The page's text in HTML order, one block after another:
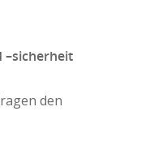
–sicherheit
den